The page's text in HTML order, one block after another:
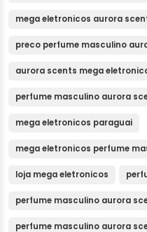
mega eletronicos aurora
preco perfume masculino
aurora scents mega
perfume masculino aurora
mega eletronicos paraguai
mega eletronicos perfume
loja mega eletronicos
perfume masculino aurora
perfume masculino aurora